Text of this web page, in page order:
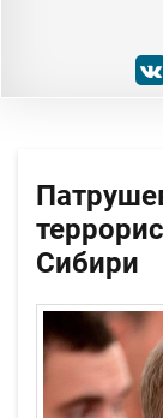
Сибири